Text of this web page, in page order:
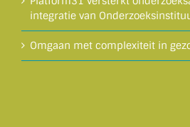
integratie van
Omgaan met complexiteit in